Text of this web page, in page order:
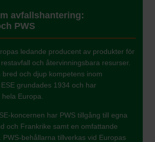
avfallshantering:
PWS
ledande producent av produkter för
och återvinningsbara resurser.
och djup kompetens inom
grundades 1934 och har
Europa.
koncernen har PWS tillgång till egna
och Frankrike samt en omfattande
PWS-behållarna tillverkas vid Europas